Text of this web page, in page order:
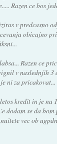
Razen ce bos
v predcasno
obicajno
Razen ce
v naslednjih 3
ni za pricakovat...
kredit in je na
dodam se da
vec ob